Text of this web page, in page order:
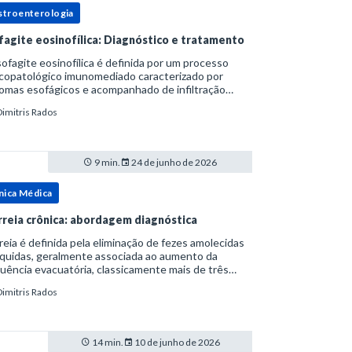
eosinofílica: Diagnóstico e tratamento
eosinofílica é definida por um processo
imunomediado caracterizado por
esofágicos e acompanhado de infiltração
do espectro da doença do refluxo gastr
Rados
9 min. 24 de junho de 2026
Médica
crônica: abordagem diagnóstica
é definida pela eliminação de fezes amolecidas
geralmente associada ao aumento da
evacuatória, classicamente mais de três
a consistência das fezes costuma s
Rados
14 min. 10 de junho de 2026